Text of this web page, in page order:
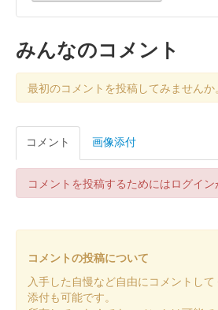
小丸城 御城印 御城印合戦in福
販売終了
令和6年9月8日に開催された御城印合戦
小丸城 御城印 大阪お城フェ
販売終了
2024」の会場内のふくい城巡りプロジェ
された御城印。
みんなのコメント
最初のコメントを投稿してみませんか。
コメント 画像添付
コメントを投稿するためにはログイン
コメントの投稿について
入手した自慢など自由にコメントし
添付も可能です。